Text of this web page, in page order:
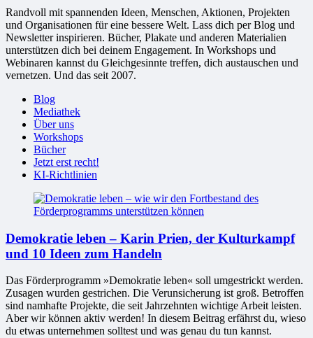
Randvoll mit spannenden Ideen, Menschen, Aktionen, Projekten
und Organisationen für eine bessere Welt. Lass dich per Blog und
Newsletter inspirieren. Bücher, Plakate und anderen Materialien
unterstützen dich bei deinem Engagement. In Workshops und
Webinaren kannst du Gleichgesinnte treffen, dich austauschen und
vernetzen. Und das seit 2007.
Blog
Mediathek
Über uns
Workshops
Bücher
Jetzt erst recht!
KI-Richtlinien
Demokratie leben – Karin Prien, der Kulturkampf
und 10 Ideen zum Handeln
Das Förderprogramm »Demokratie leben« soll umgestrickt werden.
Zusagen wurden gestrichen. Die Verunsicherung ist groß. Betroffen
sind namhafte Projekte, die seit Jahrzehnten wichtige Arbeit leisten.
Aber wir können aktiv werden! In diesem Beitrag erfährst du, wieso
du etwas unternehmen solltest und was genau du tun kannst.